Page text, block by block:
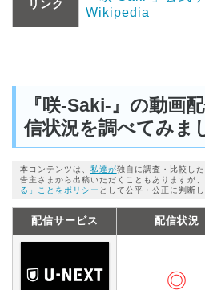
リンク
Wikipedia
『咲-Saki-』の動画
信状況を調べてみま
本コンテンツは、 私達が独自に調査・比較し
告主さまから出稿いただくこともありますが
る」ことをポリシー として公平・公正に判断
配信サービス 配信状況
◎